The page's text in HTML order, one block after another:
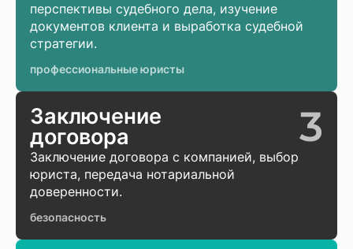
перспективы судебного дела, изучение
документов клиента и выработка судебной
стратегии.
профессиональные юристы
Заключение
договора
3
Заключение договора с компанией, выбор
юриста, передача нотариальной
доверенности.
безопасность